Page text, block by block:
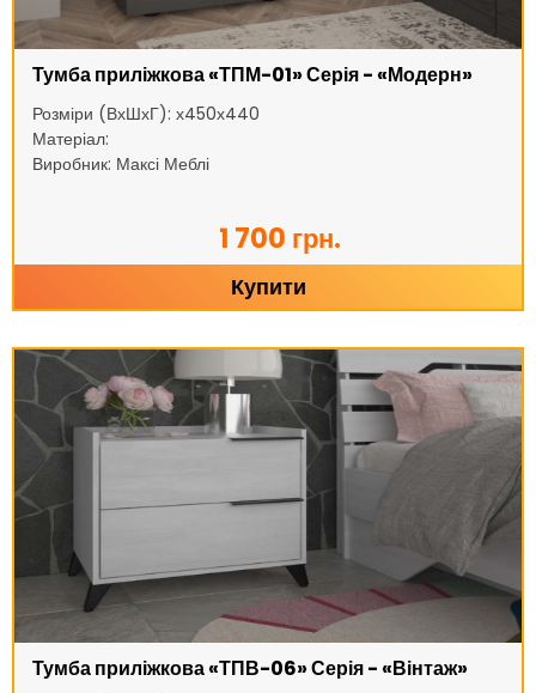
Тумба приліжкова «ТПМ-01» Серія - «Модерн»
Розміри (ВхШхГ): х450х440
Матеріал:
Виробник: Максі Меблі
1 700 грн.
Купити
Тумба приліжкова «ТПВ-06» Серія - «Вінтаж»